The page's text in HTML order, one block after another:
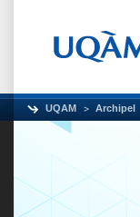
UQAM Archipel